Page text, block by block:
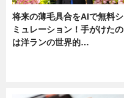
将来の薄毛具合をAIで無料シ
ミュレーション！手がけたの
は洋ランの世界的…